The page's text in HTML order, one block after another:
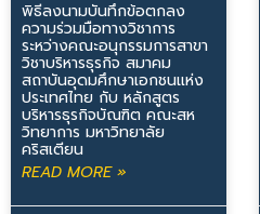
พิธีลงนามบันทึกข้อตกลง
ความร่วมมือทางวิชาการ
ระหว่างคณะอนุกรรมการสาขา
วิชาบริหารธุรกิจ สมาคม
สถาบันอุดมศึกษาเอกชนแห่ง
ประเทศไทย กับ หลักสูตร
บริหารธุรกิจบัณฑิต คณะสห
วิทยาการ มหาวิทยาลัย
คริสเตียน
READ MORE »